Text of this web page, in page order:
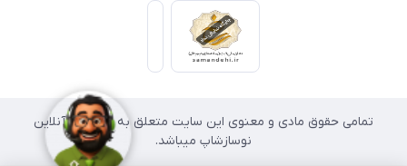
تمامی حقوق مادی و معنوی این سایت متعلق به فروشگاه آنلاین
نوسازشاپ میباشد.